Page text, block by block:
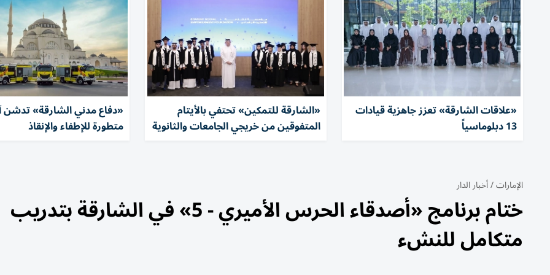
«علاقات الشارقة» تعزز جاهزية قيادات
13 دبلوماسياً
«الشارقة للتمكين» تحتفي بالأيتام
المتفوقين من خريجي الجامعات والثانوية
«دفاع مدني الشارقة» تدشن
متطورة للإطفاء والإنقاذ
الإمارات/أخبار الدار
ختام برنامج «أصدقاء الحرس الأميري - 5» في الشارقة بتدريب
متكامل للنشء